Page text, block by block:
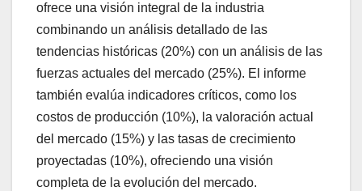
ofrece una visión integral de la industria
combinando un análisis detallado de las
tendencias históricas (20%) con un análisis de las
fuerzas actuales del mercado (25%). El informe
también evalúa indicadores críticos, como los
costos de producción (10%), la valoración actual
del mercado (15%) y las tasas de crecimiento
proyectadas (10%), ofreciendo una visión
completa de la evolución del mercado.